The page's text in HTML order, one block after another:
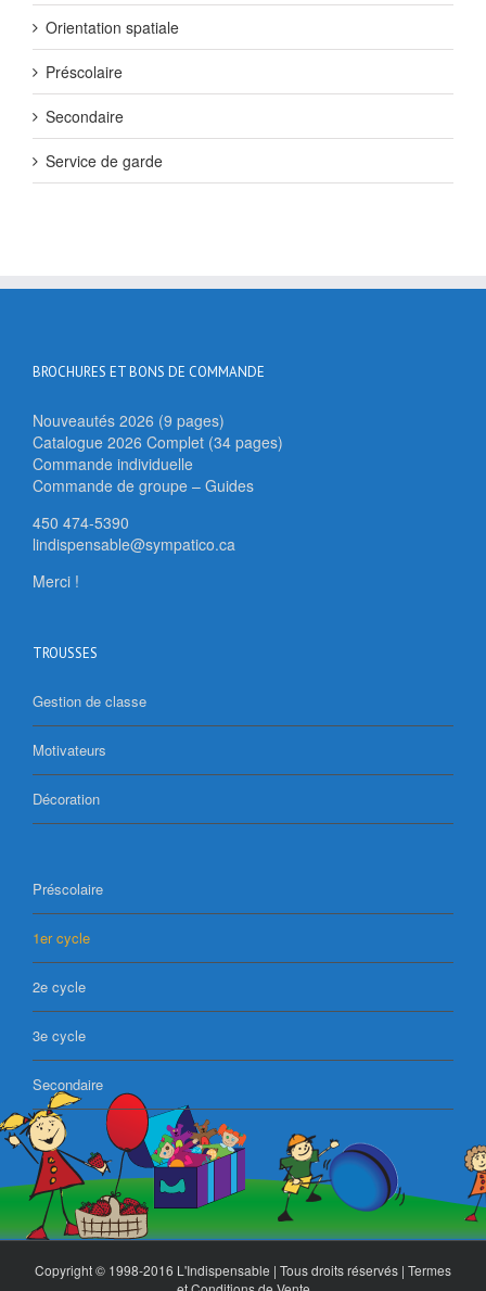
Orientation spatiale
Préscolaire
Secondaire
Service de garde
BROCHURES ET BONS DE COMMANDE
Nouveautés 2026 (9 pages)
Catalogue 2026 Complet (34 pages)
Commande individuelle
Commande de groupe – Guides
450 474-5390
lindispensable@sympatico.ca
Merci !
TROUSSES
Gestion de classe
Motivateurs
Décoration
Préscolaire
1er cycle
2e cycle
3e cycle
Secondaire
Copyright © 1998-2016 L'Indispensable | Tous droits réservés | Termes